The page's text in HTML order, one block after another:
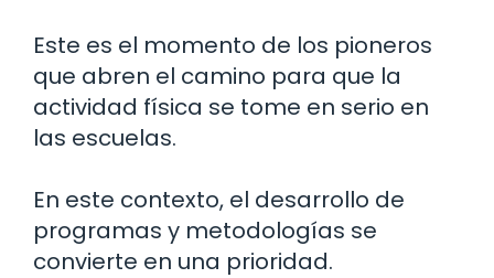
Este es el momento de los pioneros
que abren el camino para que la
actividad física se tome en serio en
las escuelas.
En este contexto, el desarrollo de
programas y metodologías se
convierte en una prioridad.